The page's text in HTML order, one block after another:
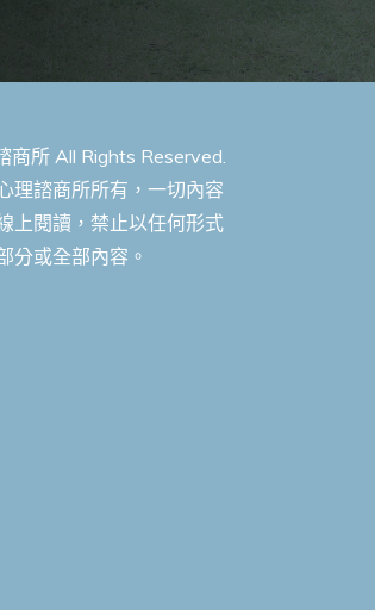
所 All Rights Reserved.
理諮商所所有，一切內容
上閱讀，禁止以任何形式
分或全部內容。